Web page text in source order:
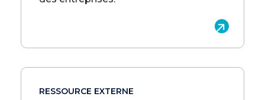
RESSOURCE EXTERNE